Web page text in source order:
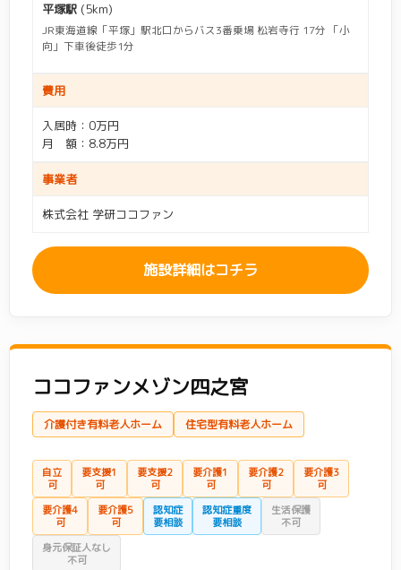
平塚駅 (5km)
JR東海道線「平塚」駅北口からバス3番乗場 松岩寺行 17分 「小
向」下車後徒歩1分
費用
入居時：0万円
月 額：8.8万円
事業者
株式会社 学研ココファン
施設詳細はコチラ
ココファンメゾン四之宮
介護付き有料老人ホーム 住宅型有料老人ホーム
自立
可
要支援1
可
要支援2
可
要介護1
可
要介護2
可
要介護3
可
要介護4
可
要介護5
可
認知症
要相談
認知症重度
要相談
生活保護
不可
身元保証人なし
不可